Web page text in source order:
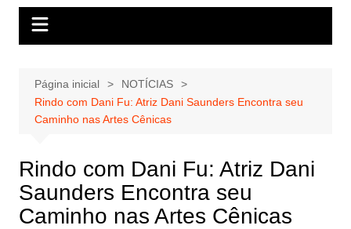
Página inicial
NOTÍCIAS
Rindo com Dani Fu: Atriz Dani Saunders Encontra seu
Caminho nas Artes Cênicas
Rindo com Dani Fu: Atriz Dani
Saunders Encontra seu
Caminho nas Artes Cênicas